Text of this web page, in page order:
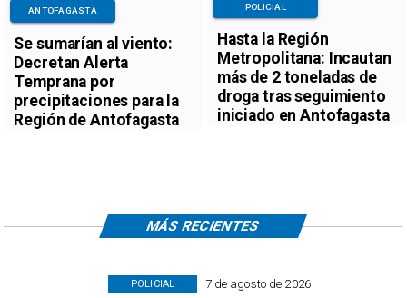
Se sumarían al viento:
Decretan Alerta
Temprana por
precipitaciones para la
Región de Antofagasta
ANTOFAGASTA
Hasta la Región
Metropolitana: Incautan
más de 2 toneladas de
droga tras seguimiento
iniciado en Antofagasta
POLICIAL
7 de agosto de 2026
POLICIAL
MÁS RECIENTES